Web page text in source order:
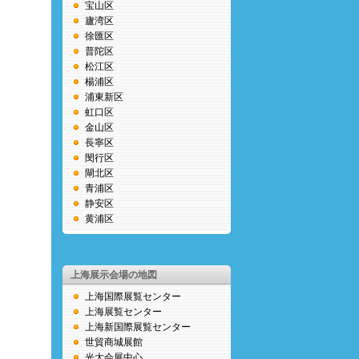
宝山区
廬湾区
徐匯区
普陀区
松江区
楊浦区
浦東新区
虹口区
金山区
長寧区
閔行区
閘北区
青浦区
静安区
黄浦区
上海展示会場の地図
上海国際展覧センター
上海展覧センター
上海新国際展覧センター
世貿商城展館